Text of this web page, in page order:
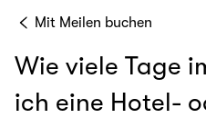
Mit Meilen buchen
Wie viele Tage
ich eine Hotel-